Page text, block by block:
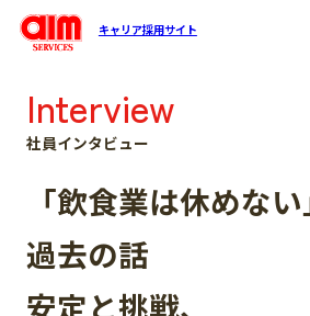
キャリア採用サイト
Interview
社員インタビュー
「飲食業は休めな
過去の話
安定と挑戦、